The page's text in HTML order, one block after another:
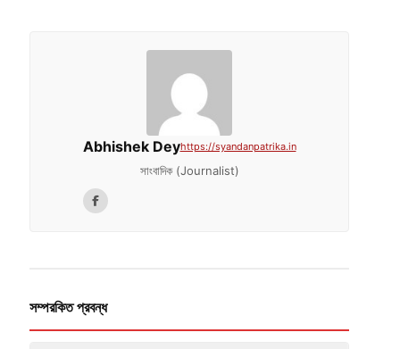
Abhishek Deyhttps://syandanpatrika.in
সাংবাদিক (Journalist)
সম্পরকিত প্রবন্ধ